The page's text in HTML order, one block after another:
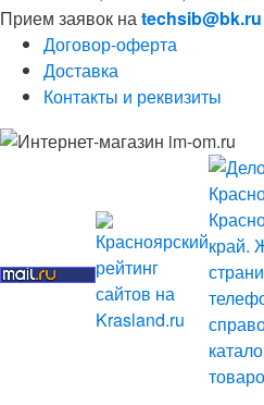
Прием заявок на techsib@bk.ru
Договор-оферта
Доставка
Контакты и реквизиты